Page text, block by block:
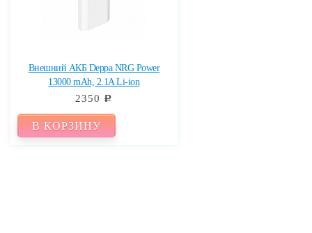
Внешний АКБ Deppa NRG Power
13000 mAh, 2.1A Li-ion
2350 c
В КОРЗИНУ